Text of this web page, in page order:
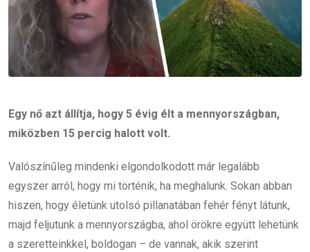
Egy nő azt állítja, hogy 5 évig élt a mennyországban,
miközben 15 percig halott volt.
Valószínűleg mindenki elgondolkodott már legalább
egyszer arról, hogy mi történik, ha meghalunk. Sokan abban
hiszen, hogy életünk utolsó pillanatában fehér fényt látunk,
majd feljutunk a mennyországba, ahol örökre együtt lehetünk
a szeretteinkkel, boldogan – de vannak, akik szerint